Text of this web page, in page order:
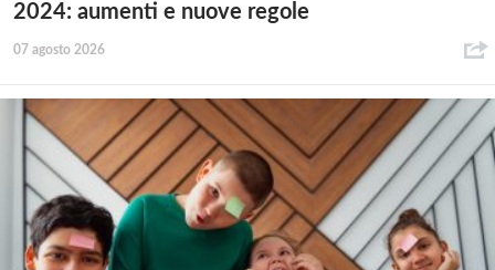
2024: aumenti e nuove regole
07 agosto 2026